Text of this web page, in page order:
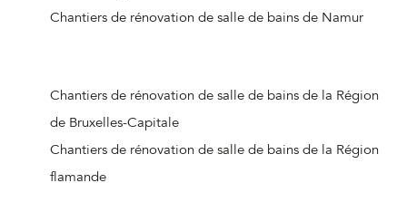
Chantiers de rénovation de salle de bains de Beaufays
Chantiers de rénovation de salle de bains de Jalhay
Chantiers de rénovation de salle de bains de Crisnée
Chantiers de rénovation de salle de bains de Remicourt
Chantiers de rénovation de salle de bains de Donceel
Chantiers de rénovation de salle de bains de Namur
Chantiers de rénovation de salle de bains de la Région
de Bruxelles-Capitale
Chantiers de rénovation de salle de bains de la Région
flamande